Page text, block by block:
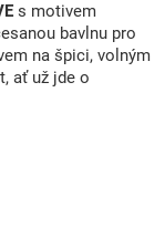
s motivem
bavlnu pro
na špici, volným
ať už jde o